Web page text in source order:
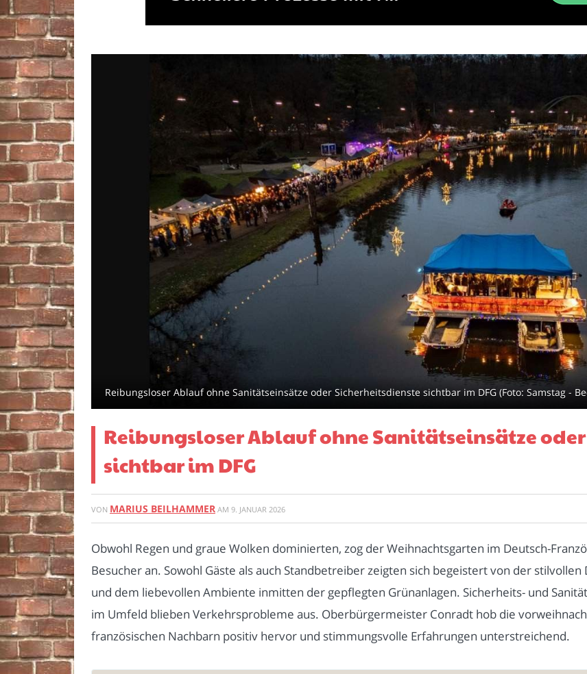
Reibungsloser Ablauf ohne Sanitätseinsätze oder Sicherheitsdienste sichtbar im DFG (Foto: Samstag -
Reibungsloser Ablauf ohne Sanitätseinsätze
sichtbar im DFG
VON MARIUS BEILHAMMER AM 9. JANUAR 2026
Obwohl Regen und graue Wolken dominierten, zog der Weihnachtsgarten im Deutsch-
Besucher an. Sowohl Gäste als auch Standbetreiber zeigten sich begeistert von der
und dem liebevollen Ambiente inmitten der gepflegten Grünanlagen. Sicherheits- und
im Umfeld blieben Verkehrsprobleme aus. Oberbürgermeister Conradt hob die
französischen Nachbarn positiv hervor und stimmungsvolle Erfahrungen unterstreichend.